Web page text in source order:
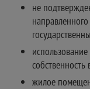
не
жилое